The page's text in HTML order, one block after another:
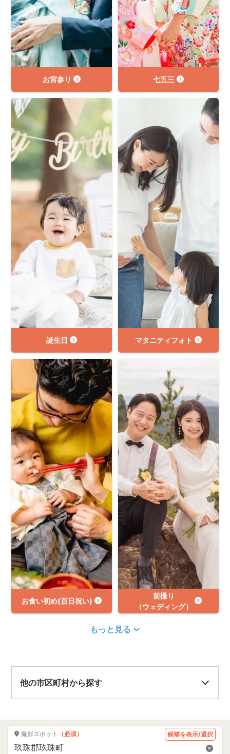
お宮参り 七五三
誕生日 マタニティフォト
お食い初め(百日祝い)
前撮り
（ウェディング）
もっと見る
他の市区町村から探す
撮影スポット （必須） 候補を表示/選択